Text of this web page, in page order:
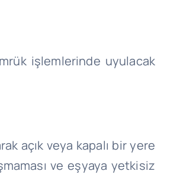
işlemlerinde uyulacak
açık veya kapalı bir yere
ve eşyaya yetkisiz